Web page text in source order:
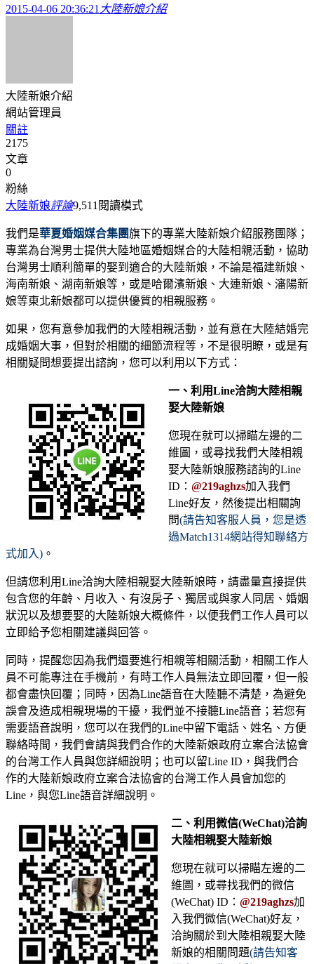
2015-04-06 20:36:21 大陸新娘介紹
大陸新娘介紹
網站管理員
關註
2175
文章
0
粉絲
大陸新娘評論9,511 閱讀模式
我們是華夏婚姻媒合集團旗下的專業大陸新娘介紹服務團隊；
專業為台灣男士提供大陸地區婚姻媒合的大陸相親活動，協助
台灣男士順利簡單的娶到適合的大陸新娘，不論是福建新娘、
海南新娘、湖南新娘等，或是哈爾濱新娘、大連新娘、瀋陽新
娘等東北新娘都可以提供優質的相親服務。
如果，您有意參加我們的大陸相親活動，並有意在大陸結婚完
成婚姻大事，但對於相關的細節流程等，不是很明瞭，或是有
相關疑問想要提出諮詢，您可以利用以下方式：
一、利用Line洽詢大陸相親
娶大陸新娘
您現在就可以掃瞄左邊的二
維圖，或尋找我們大陸相親
娶大陸新娘服務諮詢的Line
ID： @219aghzs加入我們
Line好友，然後提出相關詢
問(請告知客服人員，您是透
過Match1314網站得知聯絡方
式加入) 。
但請您利用Line洽詢大陸相親娶大陸新娘時，請盡量直接提供
包含您的年齡、月收入、有沒房子、獨居或與家人同居、婚姻
狀況以及想要娶的大陸新娘大概條件，以便我們工作人員可以
立即給予您相關建議與回答。
同時，提醒您因為我們還要進行相親等相關活動，相關工作人
員不可能專注在手機前，有時工作人員無法立即回覆，但一般
都會盡快回覆；同時，因為Line語音在大陸聽不清楚，為避免
誤會及造成相親現場的干擾，我們並不接聽Line語音；若您有
需要語音說明，您可以在我們的Line中留下電話、姓名、方便
聯絡時間，我們會請與我們合作的大陸新娘政府立案合法協會
的台灣工作人員與您詳細說明；也可以留Line ID，與我們合
作的大陸新娘政府立案合法協會的台灣工作人員會加您的
Line，與您Line語音詳細說明。
二、利用微信(WeChat)洽詢
大陸相親娶大陸新娘
您現在就可以掃瞄左邊的二
維圖，或尋找我們的微信
(WeChat) ID： @219aghzs加
入我們微信(WeChat)好友，
洽詢關於到大陸相親娶大陸
新娘的相關問題(請告知客